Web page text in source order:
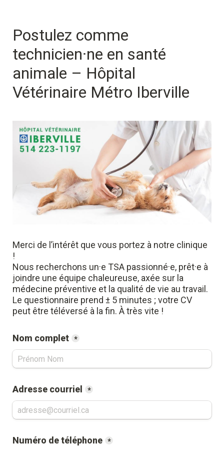
Postulez comme
technicien·ne en santé
animale – Hôpital
Vétérinaire Métro Iberville
Merci de l’intérêt que vous portez à notre clinique
!
Nous recherchons un·e TSA passionné·e, prêt·e à
joindre une équipe chaleureuse, axée sur la
médecine préventive et la qualité de vie au travail.
Le questionnaire prend ± 5 minutes ; votre CV
peut être téléversé à la fin. À très vite !
Nom complet *
Adresse courriel *
Numéro de téléphone *